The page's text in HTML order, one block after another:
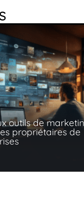
outils de
propriétaires de